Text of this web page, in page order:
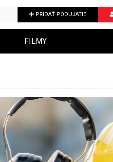
PRIDAŤ PODUJATIE
FILMY